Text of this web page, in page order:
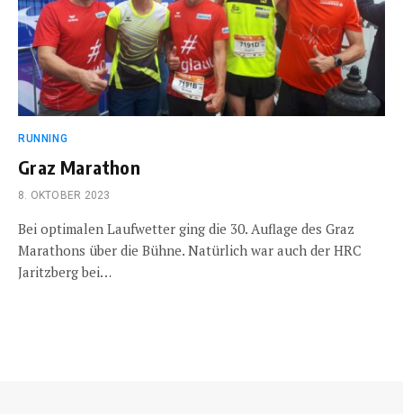
RUNNING
Graz Marathon
8. OKTOBER 2023
Bei optimalen Laufwetter ging die 30. Auflage des Graz
Marathons über die Bühne. Natürlich war auch der HRC
Jaritzberg bei…